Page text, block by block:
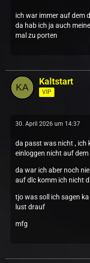
ich war immer auf dem
da hab ich ja auch
mal zu porten
Kaltstart
VIP
30. April 2026 um 14:37
da passt was nicht , ich
einloggen nicht auf dem
da war ich aber noch
auf dlc komm ich nicht
tjo was soll ich sagen
lust drauf
mfg